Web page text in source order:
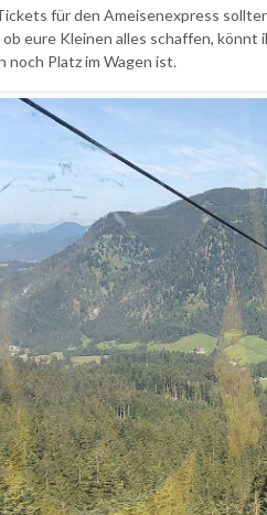
für den Ameisenexpress
ob eure Kleinen alles schaffen,
noch Platz im Wagen ist.